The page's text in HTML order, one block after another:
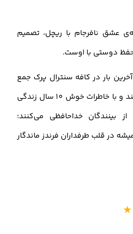
عشق نافرجام با ریچل، تصمیم
حفظ دوستی با اوست.
برای آخرین بار در کافه سنترال پرک جمع
می‌شوند، قهوه می‌نوشند و با خاطرات خوش 10 سال زندگی
بینندگان خداحافظی می‌کنند؛
در قلب طرفداران فرندز ماندگار